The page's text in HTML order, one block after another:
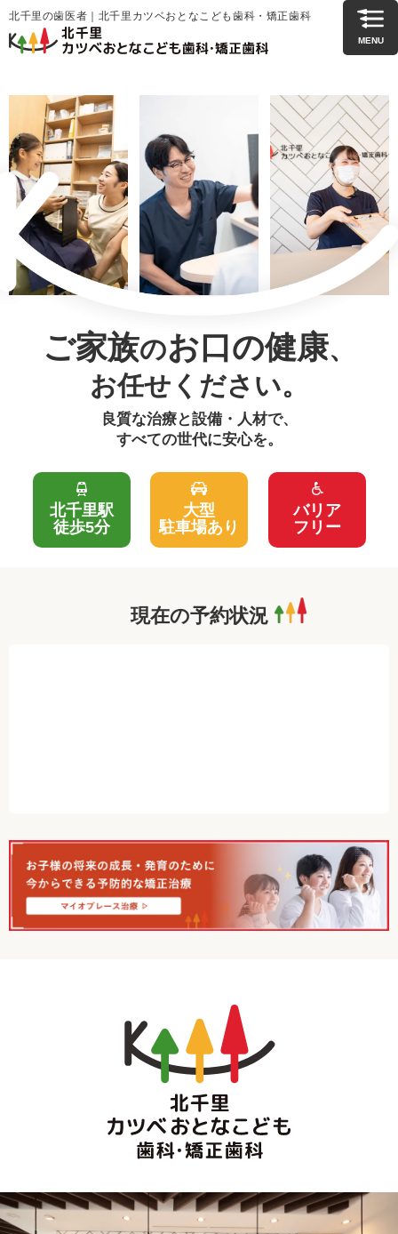
北千里の歯医者｜北千里カツベおとなこども歯科・矯正歯科
MENU
ご家族のお口の健康、
お任せください。
良質な治療と設備・人材で、
すべての世代に安心を。
北千里駅
徒歩5分
大型
駐車場あり
バリア
フリー
現在の予約状況